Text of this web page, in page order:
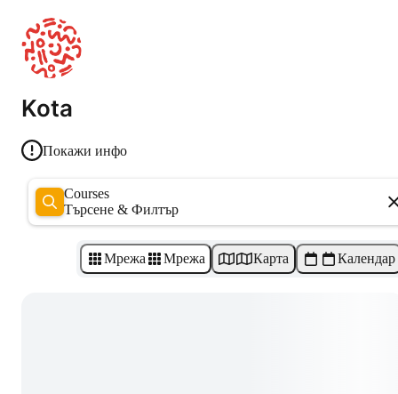
Kota
Покажи инфо
Courses
Търсене & Филтър
Мрежа Мрежа Карта Календар